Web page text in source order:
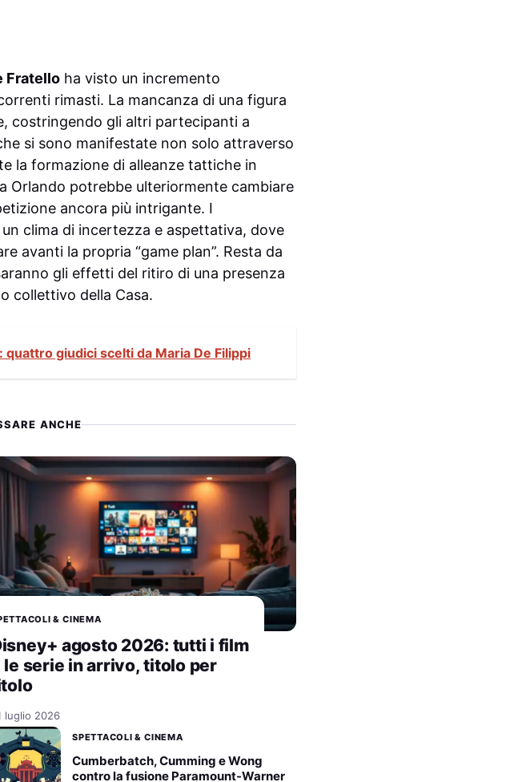
Fratello ha visto un incremento
rimasti. La mancanza di una figura
costringendo gli altri partecipanti a
si sono manifestate non solo attraverso
la formazione di alleanze tattiche in
Orlando potrebbe ulteriormente cambiare
ancora più intrigante. I
clima di incertezza e aspettativa, dove
avanti la propria “game plan”. Resta da
gli effetti del ritiro di una presenza
collettivo della Casa.
quattro giudici scelti da Maria De Filippi
ANCHE
& CINEMA
agosto 2026: tutti i film
le serie in arrivo, titolo per
luglio 2026
SPETTACOLI & CINEMA
Cumberbatch, Cumming e Wong
contro la fusione Paramount-Warner